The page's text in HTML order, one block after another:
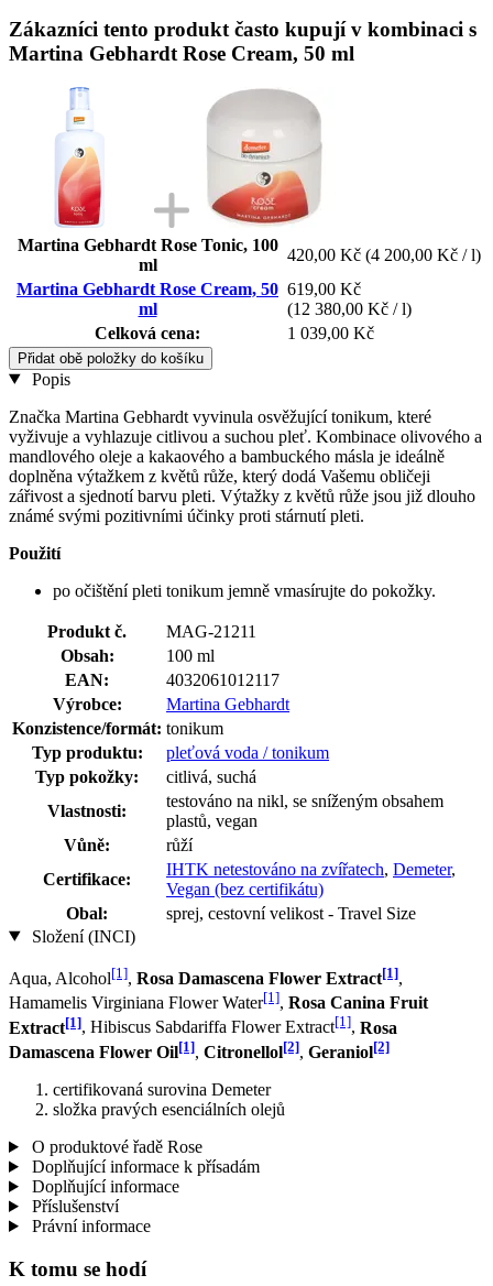
Zákazníci tento produkt často kupují v kombinaci s
Martina Gebhardt Rose Cream, 50 ml
Martina Gebhardt Rose Tonic, 100
ml
420,00 Kč (4 200,00 Kč / l)
Martina Gebhardt Rose Cream, 50
ml
619,00 Kč
(12 380,00 Kč / l)
Celková cena:
1 039,00 Kč
Přidat obě položky do košíku
Popis
Značka Martina Gebhardt vyvinula osvěžující tonikum, které
vyživuje a vyhlazuje citlivou a suchou pleť. Kombinace olivového a
mandlového oleje a kakaového a bambuckého másla je ideálně
doplněna výtažkem z květů růže, který dodá Vašemu obličeji
zářivost a sjednotí barvu pleti. Výtažky z květů růže jsou již dlouho
známé svými pozitivními účinky proti stárnutí pleti.
Použití
po očištění pleti tonikum jemně vmasírujte do pokožky.
Produkt č.
MAG-21211
Obsah:
100 ml
EAN:
4032061012117
Výrobce:
Martina Gebhardt
Konzistence/formát: tonikum
Typ produktu:
pleťová voda / tonikum
Typ pokožky:
citlivá, suchá
Vlastnosti:
testováno na nikl, se sníženým obsahem
plastů, vegan
Vůně:
růží
Certifikace:
IHTK netestováno na zvířatech, Demeter,
Vegan (bez certifikátu)
Obal:
sprej, cestovní velikost - Travel Size
Složení (INCI)
Aqua, Alcohol[1], Rosa Damascena Flower Extract[1],
Hamamelis Virginiana Flower Water[1], Rosa Canina Fruit
Extract[1], Hibiscus Sabdariffa Flower Extract[1], Rosa
Damascena Flower Oil[1], Citronellol[2], Geraniol[2]
certifikovaná surovina Demeter
složka pravých esenciálních olejů
O produktové řadě Rose
Doplňující informace k přísadám
Doplňující informace
Příslušenství
Právní informace
K tomu se hodí